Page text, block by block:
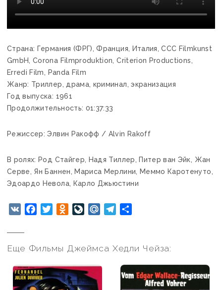
Страна: Германия (ФРГ), Франция, Италия, CCC Filmkunst
GmbH, Corona Filmproduktion, Criterion Productions,
Erredi Film, Panda Film
Жанр: Триллер, драма, криминал, экранизация
Год выпуска: 1961
Продолжительность: 01:37:33
Режиссер: Элвин Ракофф / Alvin Rakoff
В ролях: Род Стайгер, Надя Тиллер, Питер ван Эйк, Жан
Серве, Ян Баннен, Мариса Мерлини, Меммо Каротенуто,
Эдоардо Невола, Карло Джьюстини
VK Facebook
TwitterOdnoklassniki
LiveJournal
Mail.RuTelegram
Еще Фильмы Джеймса Хедли Чейза: